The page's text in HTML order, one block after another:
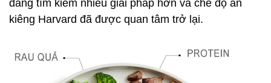
đang tìm kiếm nhiều giải pháp hơn và chế độ ăn
kiêng Harvard đã được quan tâm trở lại.